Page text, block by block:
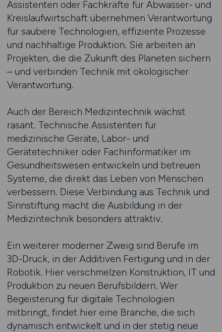
Assistenten oder Fachkräfte für Abwasser- und
Kreislaufwirtschaft übernehmen Verantwortung
für saubere Technologien, effiziente Prozesse
und nachhaltige Produktion. Sie arbeiten an
Projekten, die die Zukunft des Planeten sichern
– und verbinden Technik mit ökologischer
Verantwortung.
Auch der Bereich Medizintechnik wächst
rasant. Technische Assistenten für
medizinische Geräte, Labor- und
Gerätetechniker oder Fachinformatiker im
Gesundheitswesen entwickeln und betreuen
Systeme, die direkt das Leben von Menschen
verbessern. Diese Verbindung aus Technik und
Sinnstiftung macht die Ausbildung in der
Medizintechnik besonders attraktiv.
Ein weiterer moderner Zweig sind Berufe im
3D-Druck, in der Additiven Fertigung und in der
Robotik. Hier verschmelzen Konstruktion, IT und
Produktion zu neuen Berufsbildern. Wer
Begeisterung für digitale Technologien
mitbringt, findet hier eine Branche, die sich
dynamisch entwickelt und in der stetig neue